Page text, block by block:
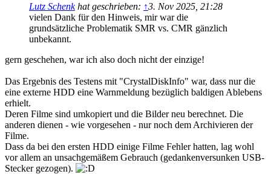
Lutz Schenkhat geschrieben: ↑3. Nov 2025, 21:28
vielen Dank für den Hinweis, mir war die
grundsätzliche Problematik SMR vs. CMR gänzlich
unbekannt.
gern geschehen, war ich also doch nicht der einzige!
Das Ergebnis des Testens mit "CrystalDiskInfo" war, dass nur die
eine externe HDD eine Warnmeldung bezüglich baldigen Ablebens
erhielt.
Deren Filme sind umkopiert und die Bilder neu berechnet. Die
anderen dienen - wie vorgesehen - nur noch dem Archivieren der
Filme.
Dass da bei den ersten HDD einige Filme Fehler hatten, lag wohl
vor allem an unsachgemäßem Gebrauch (gedankenversunken USB-
Stecker gezogen).